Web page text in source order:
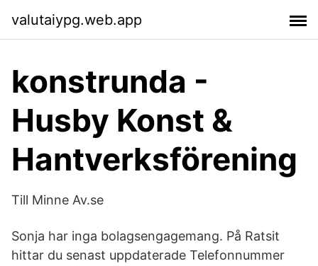
valutaiypg.web.app
konstrunda -
Husby Konst &
Hantverksförening
Till Minne Av.se
Sonja har inga bolagsengagemang. På Ratsit
hittar du senast uppdaterade Telefonnummer